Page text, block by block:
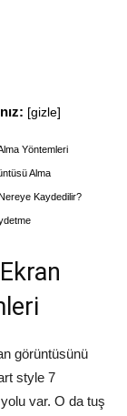
[gizle]
Yöntemleri
Alma
Kaydedilir?
görüntüsünü
style 7
var. O da tuş